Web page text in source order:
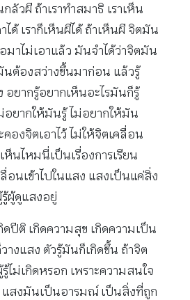
ลัวผี ถ้าเราทำสมาธิ เราเห็น
ได้ เราก็เห็นผีได้ ถ้าเห็นผี จิตมัน
มาไม่เอาแล้ว มันจำได้ว่าจิตมัน
ต้องสว่างขึ้นมาก่อน แล้วรู้
อยากรู้อยากเห็นอะไรมันก็รู้
อยากให้มันรู้ ไม่อยากให้มัน
องจิตเอาไว้ ไม่ให้จิตเคลื่อน
ห็นไหมนี่เป็นเรื่องการเรียน
อนเข้าไปในแสง แสงเป็นแค่สิ่ง
ผู้ดูแสงอยู่
ปีติ เกิดความสุข เกิดความเป็น
งแสง ตัวรู้มันก็เกิดขึ้น ถ้าจิต
ไม่เกิดหรอก เพราะความสนใจ
แสงมันเป็นอารมณ์ เป็นสิ่งที่ถูก